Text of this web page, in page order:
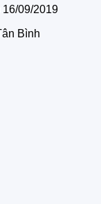
09/2019
Bình